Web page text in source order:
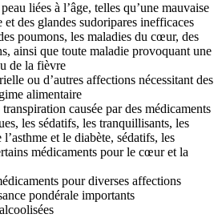
liées à l’âge, telles qu’une mauvaise
des glandes sudoripares inefficaces
poumons, les maladies du cœur, des
ainsi que toute maladie provoquant une
de la fièvre
ou d’autres affections nécessitant des
alimentaire
causée par des médicaments
les sédatifs, les tranquillisants, les
et le diabète, sédatifs, les
médicaments pour le cœur et la
pour diverses affections
pondérale importants